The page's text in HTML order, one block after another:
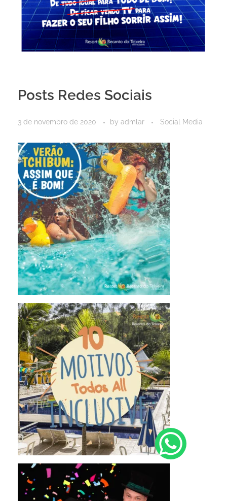
Posts Redes Sociais
3 de novembro de 2020 by admlar Social Media